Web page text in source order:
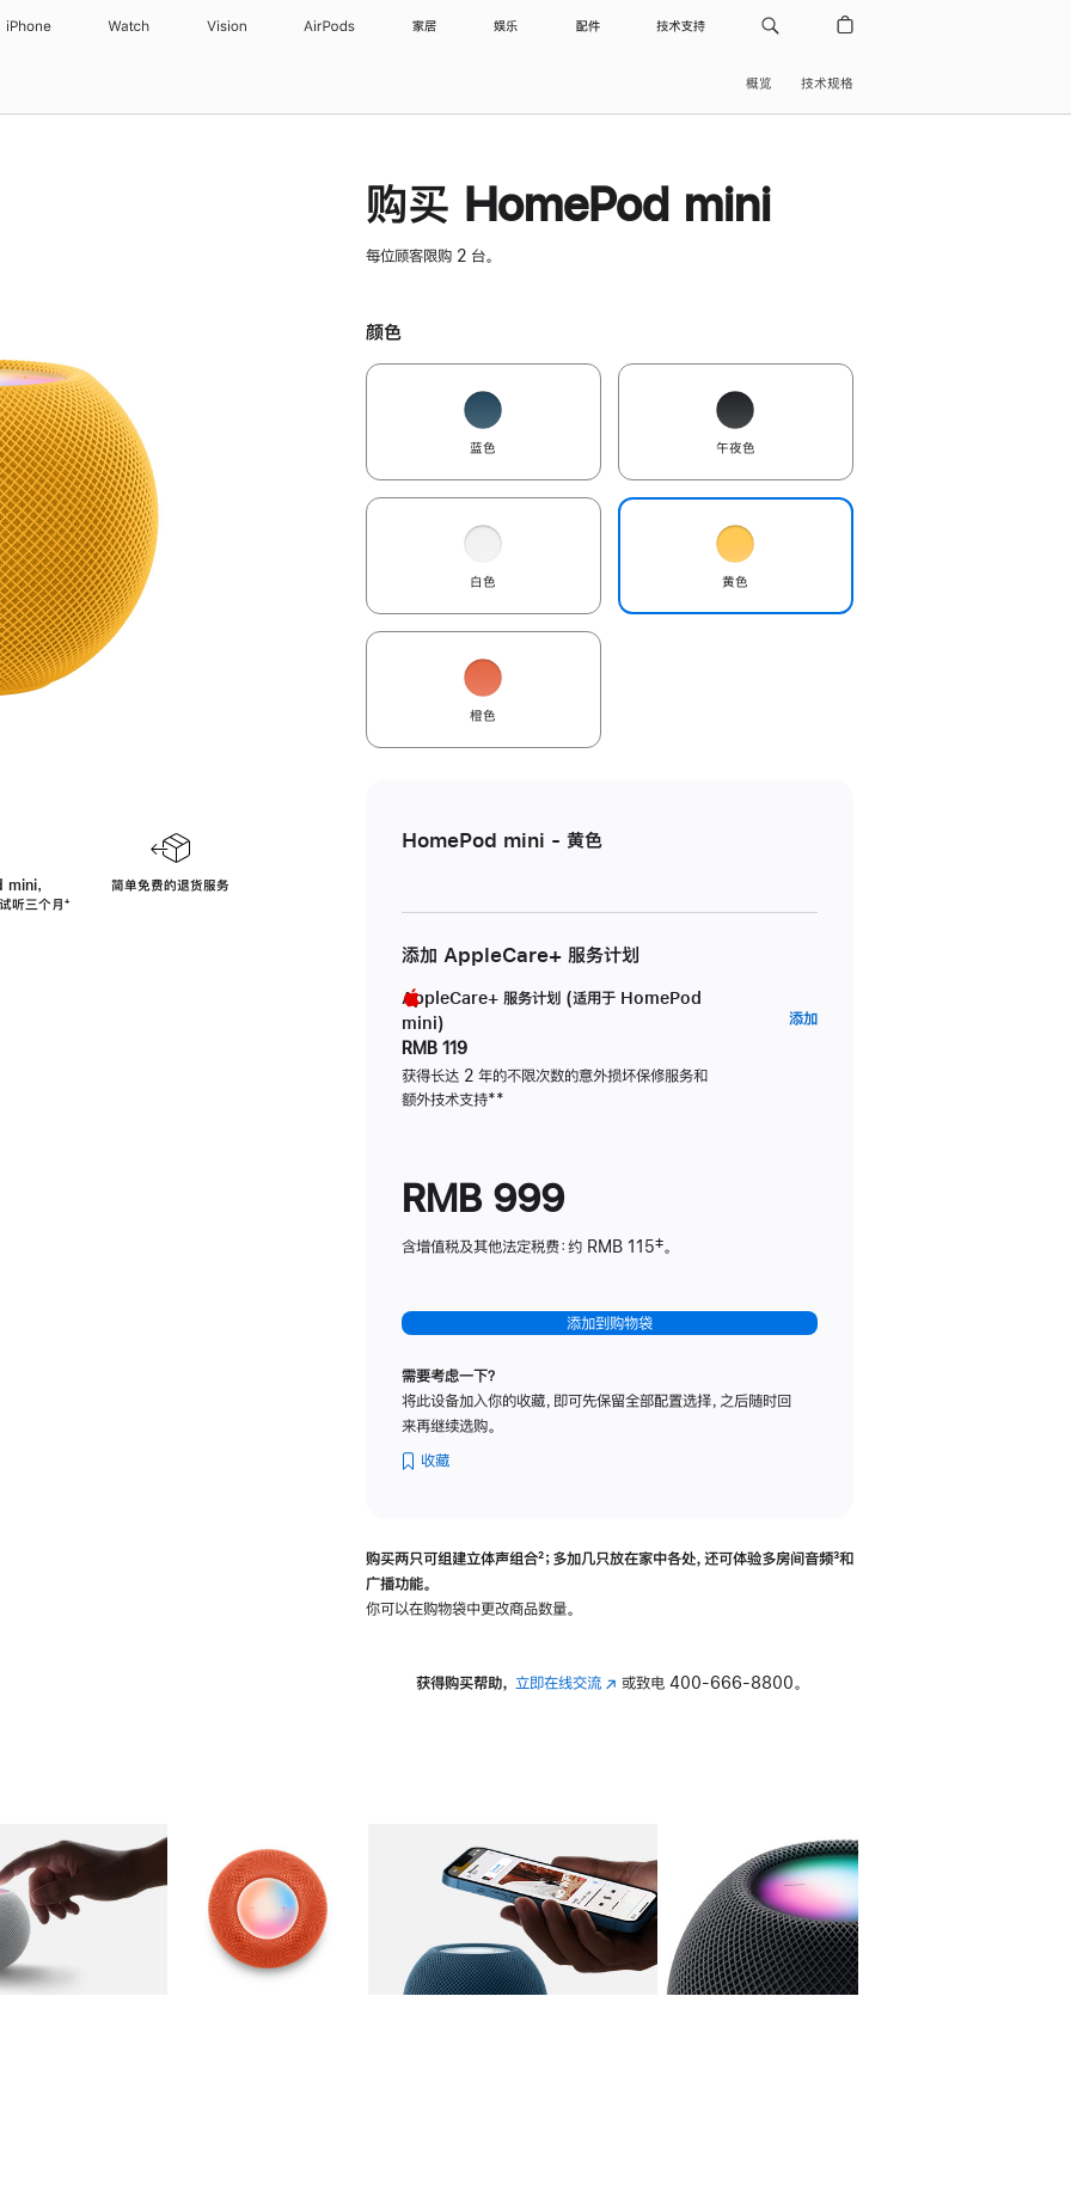
iPhone Watch Vision AirPods 家居 娱乐 配件 技术支持
概览 技术规格
，
听三个月脚
⁺
简单免费的退货服务
购买 HomePod mini
每位顾客限购 2 台。
颜色
蓝色 午夜色
白色 黄色
橙色
HomePod mini - 黄色
添加 AppleCare+ 服务计划
AppleCare+ 服务计划 (适用于 HomePod
mini)
RMB 119
获得长达 2 年的不限次数的意外损坏保修服务和
额外技术支持脚
**
添加AppleCare+
RMB 999
含增值税及其他法定税费：约 RMB 115‡。
添加到购物袋
需要考虑一下？
将此设备加入你的收藏，即可先保留全部配置选择，之后随时回
来再继续选购。
收藏
购买两只可组建立体声组合脚
²；多加几只放在家中各处，还可体验多‍房‍间音频脚
³和
广播功能。
你可以在购物袋中更改商品数量。
获得购买帮助， 立即在线交流(在 或致电 400-666-8800。
图库 图像 图库 图像 图库 图像 4 图库 图像 5